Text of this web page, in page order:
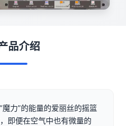
品介绍
力”的能量的爱丽丝的摇篮
即便在空气中也有微量的